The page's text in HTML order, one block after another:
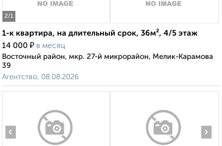
2/1
1-к квартира, на длительный срок, 36м², 4/5 этаж
14 000 ₽ в месяц
Восточный район, мкр. 27-й микрорайон, Мелик-Карамова
39
Агентство, 08.08.2026
‹ ›